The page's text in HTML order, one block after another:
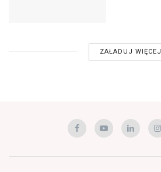
ZAŁADUJ WIĘCEJ